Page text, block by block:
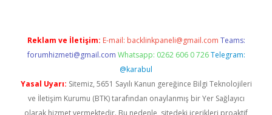
Reklam ve İletişim: E-mail: backlinkpaneli@gmail.com Teams:
forumhizmeti@gmail.com Whatsapp: 0262 606 0 726 Telegram:
@karabul
Yasal Uyarı: Sitemiz, 5651 Sayılı Kanun gereğince Bilgi Teknolojileri
ve İletişim Kurumu (BTK) tarafından onaylanmış bir Yer Sağlayıcı
olarak hizmet vermektedir. Bu nedenle, sitedeki içerikleri proaktif